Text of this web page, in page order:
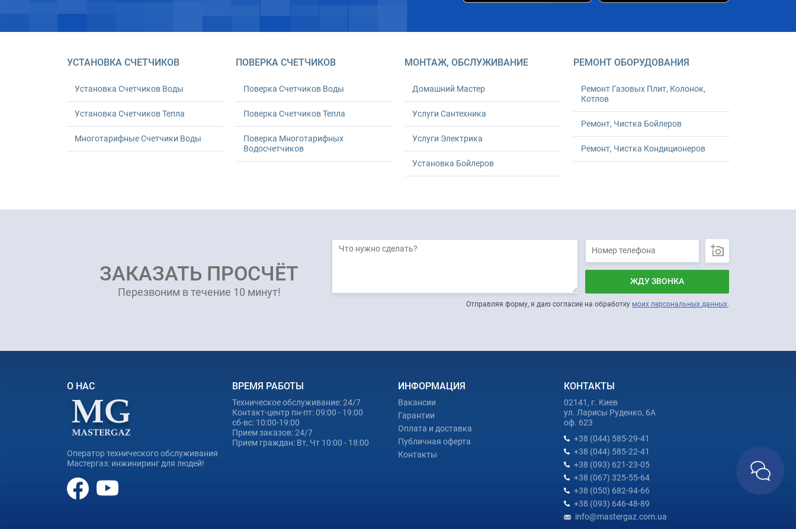
УСТАНОВКА СЧЕТЧИКОВ
Установка Счетчиков Воды
Установка Счетчиков Тепла
Многотарифные Счетчики Воды
ПОВЕРКА СЧЕТЧИКОВ
Поверка Счетчиков Воды
Поверка Счетчиков Тепла
Поверка Многотарифных
Водосчетчиков
МОНТАЖ, ОБСЛУЖИВАНИЕ
Домашний Мастер
Услуги Сантехника
Услуги Электрика
Установка Бойлеров
РЕМОНТ ОБОРУДОВАНИЯ
Ремонт Газовых Плит, Колонок,
Котлов
Ремонт, Чистка Бойлеров
Ремонт, Чистка Кондиционеров
ЗАКАЗАТЬ ПРОСЧЁТ
Перезвоним в течение 10 минут!
ЖДУ ЗВОНКА
Отправляя форму, я даю согласие на обработку моих персональных данных.
О НАС
Оператор технического обслуживания
Мастергаз: инжиниринг для людей!
ВРЕМЯ РАБОТЫ
Техническое обслуживание: 24/7
Контакт-центр пн-пт: 09:00 - 19:00
сб-вс: 10:00-19:00
Прием заказов: 24/7
Прием граждан: Вт, Чт 10:00 - 18:00
ИНФОРМАЦИЯ
Вакансии
Гарантии
Оплата и доставка
Публичная оферта
Контакты
КОНТАКТЫ
02141, г. Киев
ул. Ларисы Руденко, 6А
оф. 623
+38 (044) 585-29-41
+38 (044) 585-22-41
+38 (093) 621-23-05
+38 (067) 325-55-64
+38 (050) 682-94-66
+38 (093) 646-48-89
info@mastergaz.com.ua